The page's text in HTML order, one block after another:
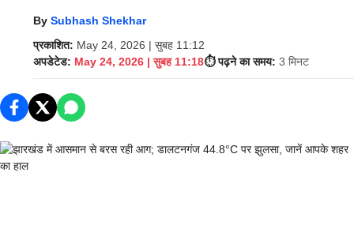
By Subhash Shekhar
प्रकाशित: May 24, 2026 | सुबह 11:12
अपडेटेड: May 24, 2026 | सुबह 11:18⏱️ पढ़ने का समय: 3 मिनट